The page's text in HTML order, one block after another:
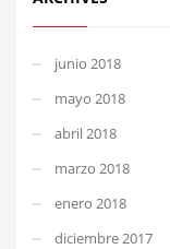
junio 2018
mayo 2018
abril 2018
marzo 2018
enero 2018
diciembre 2017